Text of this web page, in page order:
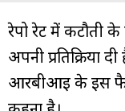
रेपो रेट में कटौती
अपनी प्रतिक्रिया
आरबीआई के इस